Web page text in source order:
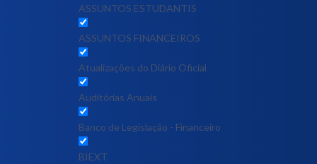
ASSUNTOS ESTUDANTIS
ASSUNTOS FINANCEIROS
Atualizações do Diário Oficial
Auditórias Anuais
Banco de Legislação - Financeiro
BIEXT